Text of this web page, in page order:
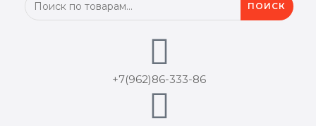
ПОИСК
+7(962)86-333‬-86